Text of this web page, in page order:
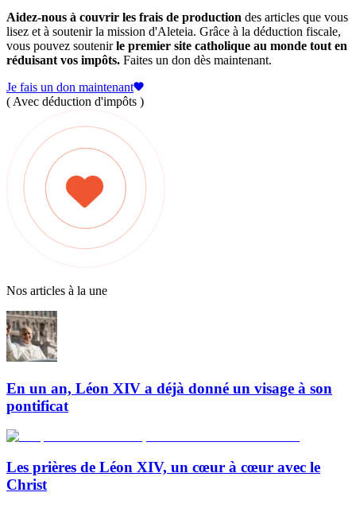
Aidez-nous à couvrir les frais de production des articles que vous
lisez et à soutenir la mission d'Aleteia. Grâce à la déduction fiscale,
vous pouvez soutenirle premier site catholique au monde tout en
réduisant vos impôts. Faites un don dès maintenant.
Je fais un don maintenant
( Avec déduction d'impôts )
Nos articles à la une
En un an, Léon XIV a déjà donné un visage à son
pontificat
Les prières de Léon XIV, un cœur à cœur avec le
Christ